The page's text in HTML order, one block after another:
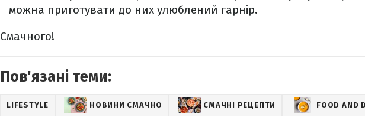
можна приготувати до них улюблений гарнір.
Смачного!
Пов'язані теми:
LIFESTYLE НОВИНИ СМАЧНО СМАЧНІ РЕЦЕПТИ FOOD AND